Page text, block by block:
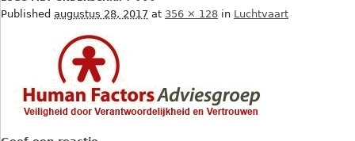
Published augustus 28, 2017 at 356 × 128 in Luchtvaart